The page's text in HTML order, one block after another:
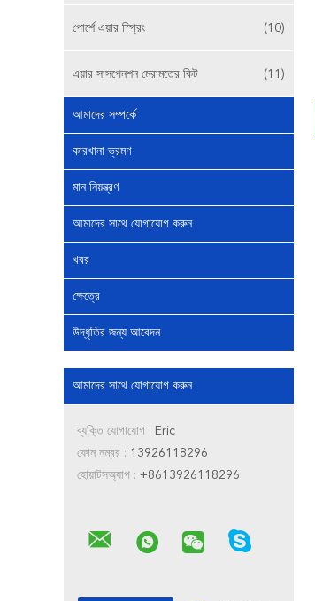
পোর্শে এয়ার স্প্রিং (10)
এয়ার সাসপেনশন মেরামতের কিট (11)
আমাদের সম্পর্কে
কারখানা ভ্রমণ
মান নিয়ন্ত্রণ
আমাদের সাথে যোগাযোগ করুন
খবর
ক্ষেত্রে
উদ্ধৃতির জন্য আবেদন
আমাদের সাথে যোগাযোগ করুন
ব্যক্তি যোগাযোগ : Eric
ফোন নম্বর : 13926118296
হোয়াটসঅ্যাপ : +8613926118296